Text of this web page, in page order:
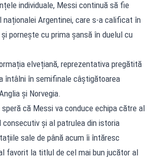
individuale, Messi continuă să fie
naționalei Argentinei, care s-a calificat în
pornește cu prima șansă în duelul cu
elvețiană, reprezentativa pregătită
întâlni în semifinale câștigătoarea
și Norvegia.
speră că Messi va conduce echipa către al
și al patrulea din istoria
sale de până acum îi întăresc
favorit la titlul de cel mai bun jucător al